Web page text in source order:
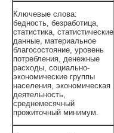
Ключевые слова:
бедность, безработица,
статистика, статистические
данные, материальное
благосостояние, уровень
потребления, денежные
расходы, социально-
экономические группы
населения, экономическая
деятельность,
среднемесячный
прожиточный минимум.